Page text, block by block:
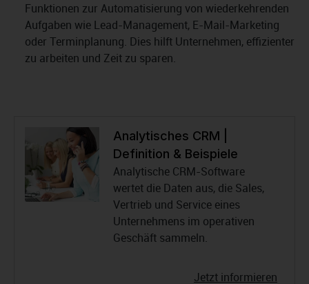
Funktionen zur Automatisierung von wiederkehrenden
Aufgaben wie Lead-Management, E-Mail-Marketing
oder Terminplanung. Dies hilft Unternehmen, effizienter
zu arbeiten und Zeit zu sparen.
Analytisches CRM |
Definition & Beispiele
Analytische CRM-Software
wertet die Daten aus, die Sales,
Vertrieb und Service eines
Unternehmens im operativen
Geschäft sammeln.
Jetzt informieren